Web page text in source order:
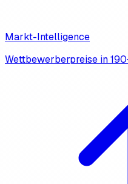
Markt-Intelligence
Wettbewerberpreise in